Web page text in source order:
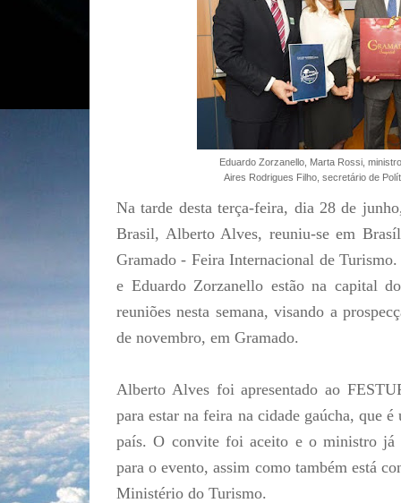
Eduardo Zorzanello, Marta Rossi,
Aires Rodrigues Filho, secretário de
Na tarde desta terça-feira, dia 28 de
Brasil, Alberto Alves, reuniu-se em
Gramado - Feira Internacional de
e Eduardo Zorzanello estão na capital
reuniões nesta semana, visando a
de novembro, em Gramado.
Alberto Alves foi apresentado ao
para estar na feira na cidade gaúcha, que
país. O convite foi aceito e o ministro já
para o evento, assim como também está
Ministério do Turismo.